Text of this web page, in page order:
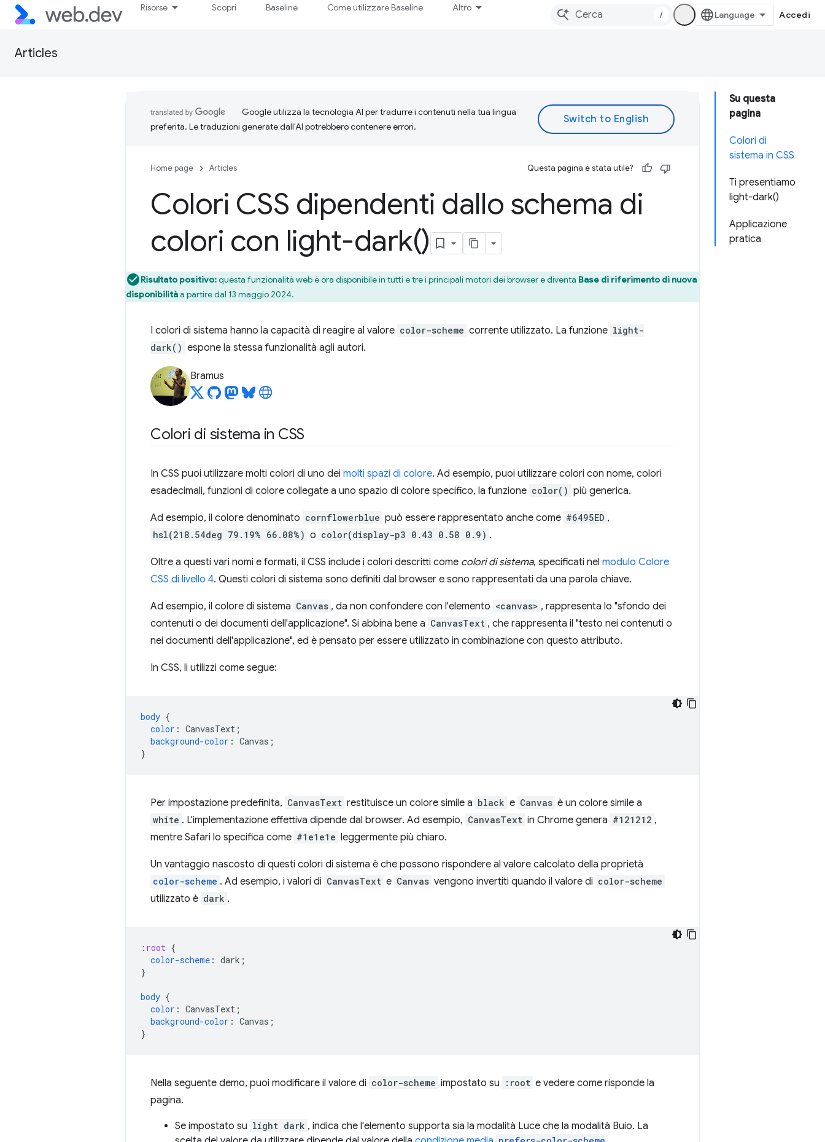
Risorse Scopri Baseline Come utilizzare Baseline Altro
/ Accedi
Articles
Su questa
pagina
Colori di
sistema in CSS
Ti presentiamo
light-dark()
Applicazione
pratica
Google utilizza la tecnologia AI per tradurre i contenuti nella tua lingua
preferita. Le traduzioni generate dall'AI potrebbero contenere errori.
Home page Articles Questa pagina è stata utile?
Colori CSS dipendenti dallo schema di
colori con light-dark()
Risultato positivo:questa funzionalità web è ora disponibile in tutti e tre i principali motori dei browser e diventa Base di riferimento di nuova
disponibilitàa partire dal 13 maggio 2024.
I colori di sistema hanno la capacità di reagire al valore color-scheme corrente utilizzato. La funzione light-
dark() espone la stessa funzionalità agli autori.
Bramus
Colori di sistema in CSS
In CSS puoi utilizzare molti colori di uno dei molti spazi di colore. Ad esempio, puoi utilizzare colori con nome, colori
esadecimali, funzioni di colore collegate a uno spazio di colore specifico, la funzione color() più generica.
Ad esempio, il colore denominato cornflowerblue può essere rappresentato anche come #6495ED ,
hsl(218.54deg 79.19% 66.08%) o color(display-p3 0.43 0.58 0.9) .
Oltre a questi vari nomi e formati, il CSS include i colori descritti come colori di sistema, specificati nel modulo Colore
CSS di livello 4. Questi colori di sistema sono definiti dal browser e sono rappresentati da una parola chiave.
Ad esempio, il colore di sistema Canvas , da non confondere con l'elemento <canvas> , rappresenta lo "sfondo dei
contenuti o dei documenti dell'applicazione". Si abbina bene a CanvasText , che rappresenta il "testo nei contenuti o
nei documenti dell'applicazione", ed è pensato per essere utilizzato in combinazione con questo attributo.
In CSS, li utilizzi come segue:
body {
color : CanvasText ;
background-color : Canvas ;
}
Per impostazione predefinita, CanvasText restituisce un colore simile a black e Canvas è un colore simile a
white . L'implementazione effettiva dipende dal browser. Ad esempio, CanvasText in Chrome genera #121212 ,
mentre Safari lo specifica come #1e1e1e leggermente più chiaro.
Un vantaggio nascosto di questi colori di sistema è che possono rispondere al valore calcolato della proprietà
color-scheme . Ad esempio, i valori di CanvasText e Canvas vengono invertiti quando il valore di color-scheme
utilizzato è dark .
: root {
color-scheme : dark ;
}
body {
color : CanvasText ;
background-color : Canvas ;
}
Nella seguente demo, puoi modificare il valore di color-scheme impostato su :root e vedere come risponde la
pagina.
Se impostato su light dark , indica che l'elemento supporta sia la modalità Luce che la modalità Buio. La